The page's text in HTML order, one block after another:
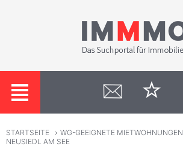
STARTSEITE › WG-GEEIGNETE MIETWOHNUNGEN
NEUSIEDL AM SEE